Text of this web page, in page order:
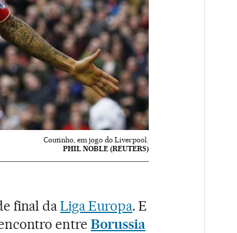
Coutinho, em jogo do Liverpool.
PHIL NOBLE (REUTERS)
final daLiga Europa. E
entreBorussia